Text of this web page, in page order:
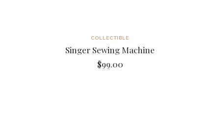
COLLECTIBLE
Singer Sewing Machine
$99.00